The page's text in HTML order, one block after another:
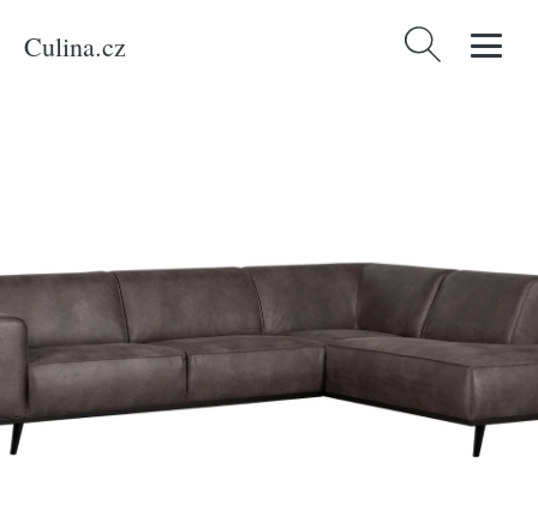
Culina.cz Vyhledávání